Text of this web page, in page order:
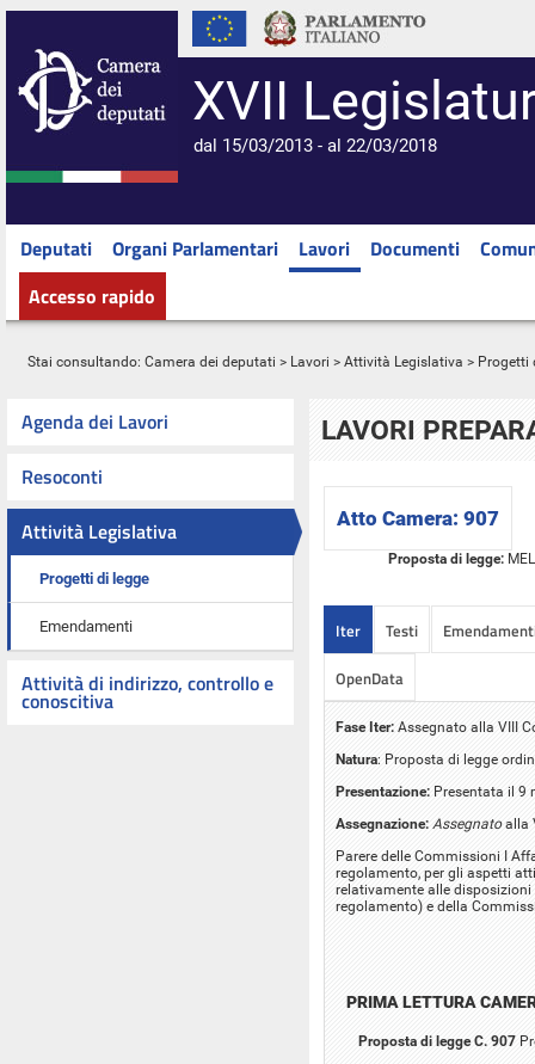
XVII
dal 15/03/2013 - al 22/03/2018
Deputati Organi Parlamentari Lavori Documenti
Accesso rapido
Stai consultando: Camera dei deputati > Lavori > Attività Legislativa > Progetti
Agenda dei Lavori
Resoconti
Attività Legislativa
Progetti di legge
Emendamenti
Attività di indirizzo, controllo e
conoscitiva
LAVORI
Atto Camera: 907
Proposta di legge:
Iter Testi
OpenData
Fase Iter: Assegnato alla VIII
Natura: Proposta di legge
Presentazione: Presentata il 9
Assegnazione: Assegnatoalla
Parere delle Commissioni I
regolamento, per gli aspetti
relativamente alle
regolamento) e della
PRIMA LETTURA
Proposta di legge C. 907